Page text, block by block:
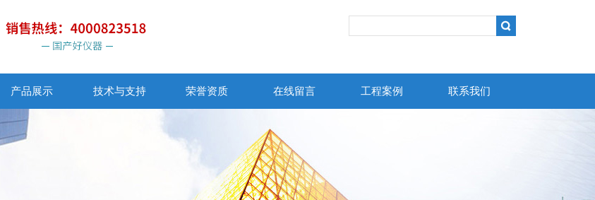
产品展示 技术与支持 荣誉资质 在线留言 工程案例 联系我们